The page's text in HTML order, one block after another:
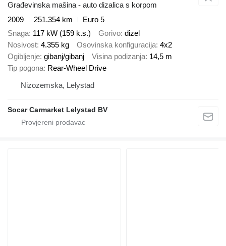
Građevinska mašina - auto dizalica s korpom
2009
251.354 km
Euro 5
Snaga 117 kW (159 k.s.) Gorivo dizel
Nosivost 4.355 kg Osovinska konfiguracija 4x2
Ogibljenje gibanj/gibanj Visina podizanja 14,5 m
Tip pogona Rear-Wheel Drive
Nizozemska, Lelystad
Socar Carmarket Lelystad BV